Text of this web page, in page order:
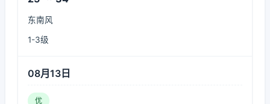
东南风
1-3级
08月13日
优